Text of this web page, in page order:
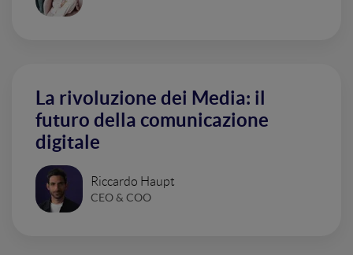
La rivoluzione dei Media: il
futuro della comunicazione
digitale
Riccardo Haupt
CEO & COO